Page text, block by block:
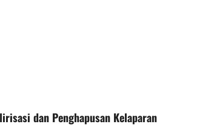
dan Penghapusan Kelaparan